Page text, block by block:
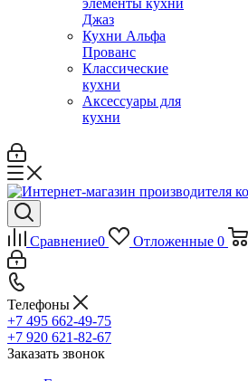
элементы кухни
Джаз
Кухни Альфа
Прованс
Классические
кухни
Аксессуары для
кухни
Сравнение0 Отложенные 0
Телефоны
+7 495 662-49-75
+7 920 621-82-67
Заказать звонок